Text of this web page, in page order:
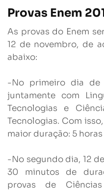
Provas Enem
As provas do Enem
12 de novembro, de
abaixo:
-No primeiro dia de
juntamente com
Tecnologias e
Tecnologias. Com
maior duração: 5
-No segundo dia, 12
30 minutos de
provas de